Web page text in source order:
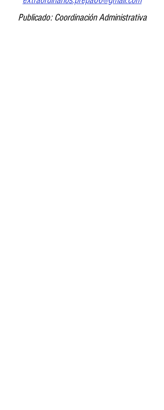
Publicado: Coordinación Administrativa